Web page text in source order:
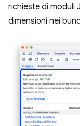
richieste di moduli
dimensioni nei